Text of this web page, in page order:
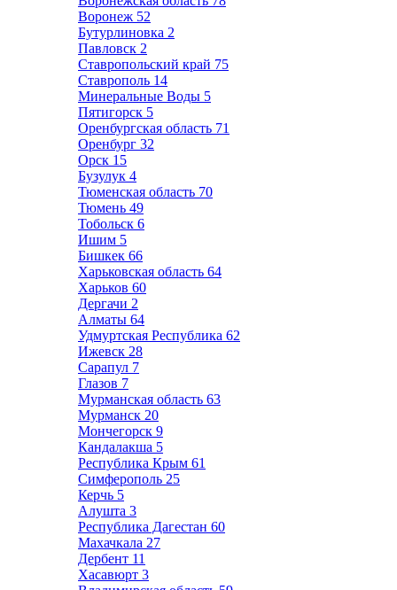
Воронеж 52
Бутурлиновка 2
Павловск 2
Ставропольский край 75
Ставрополь 14
Минеральные Воды 5
Пятигорск 5
Оренбургская область 71
Оренбург 32
Орск 15
Бузулук 4
Тюменская область 70
Тюмень 49
Тобольск 6
Ишим 5
Бишкек 66
Харьковская область 64
Харьков 60
Дергачи 2
Алматы 64
Удмуртская Республика 62
Ижевск 28
Сарапул 7
Глазов 7
Мурманская область 63
Мурманск 20
Мончегорск 9
Кандалакша 5
Республика Крым 61
Симферополь 25
Керчь 5
Алушта 3
Республика Дагестан 60
Махачкала 27
Дербент 11
Хасавюрт 3